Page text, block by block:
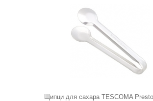
Щипци для сахара TESCOMA